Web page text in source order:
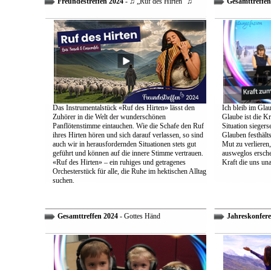
Das Instrumentalstück «Ruf des Hirten» lässt den
Zuhörer in die Welt der wunderschönen
Panflötenstimme eintauchen. Wie die Schafe den Ruf
ihres Hirten hören und sich darauf verlassen, so sind
auch wir in herausfordernden Situationen stets gut
geführt und können auf die innere Stimme vertrauen.
«Ruf des Hirten» – ein ruhiges und getragenes
Orchesterstück für alle, die Ruhe im hektischen Alltag
suchen.
Ich bleib im
Glaube ist die
Situation
Glauben
Mut zu
ausweglos
Kraft die uns
Gesamttreffen 2024- Gottes Händ